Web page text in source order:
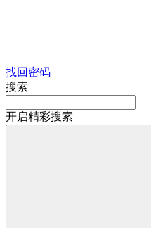
找回密码
搜索
开启精彩搜索